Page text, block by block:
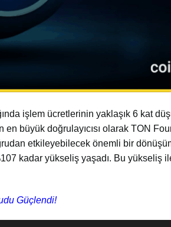
işlem ücretlerinin yaklaşık 6 kat
en büyük doğrulayıcısı olarak TON
etkileyebilecek önemli bir
kadar yükseliş yaşadı. Bu yükseliş
Güçlendi!